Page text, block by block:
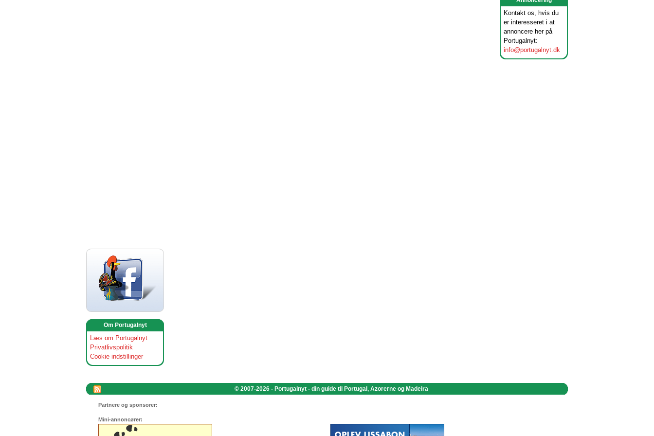
Kontakt os, hvis du
er interesseret i at
annoncere her på
Portugalnyt:
info@portugalnyt.dk
Om Portugalnyt
Læs om Portugalnyt
Privatlivspolitik
Cookie indstillinger
© 2007-2026 - Portugalnyt - din guide til Portugal, Azorerne og Madeira
Partnere og sponsorer:
Mini-annoncører: